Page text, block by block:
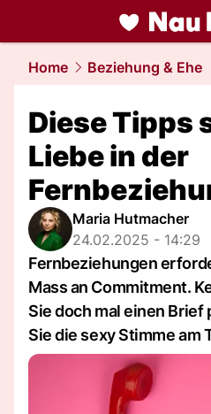
liebe.NAU.ch
Home Beziehung & Ehe
Diese Tipps
Liebe in der
Maria Hutmacher
24.02.2025 - 14:29
Fernbeziehungen
Mass an Commitment.
Sie doch mal einen Brief
Sie die sexy Stimme am